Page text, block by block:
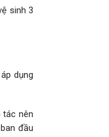
sinh 3
dụng
tác nên
đầu